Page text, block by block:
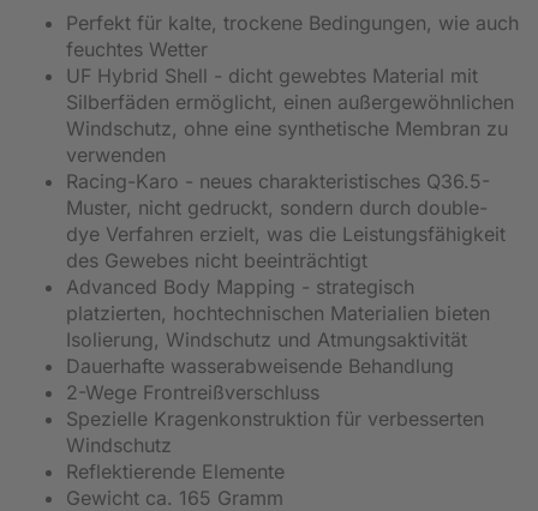
Perfekt für kalte, trockene Bedingungen, wie auch
feuchtes Wetter
UF Hybrid Shell - dicht gewebtes Material mit
Silberfäden ermöglicht, einen außergewöhnlichen
Windschutz, ohne eine synthetische Membran zu
verwenden
Racing-Karo - neues charakteristisches Q36.5-
Muster, nicht gedruckt, sondern durch double-
dye Verfahren erzielt, was die Leistungsfähigkeit
des Gewebes nicht beeinträchtigt
Advanced Body Mapping - strategisch
platzierten, hochtechnischen Materialien bieten
Isolierung, Windschutz und Atmungsaktivität
Dauerhafte wasserabweisende Behandlung
2-Wege Frontreißverschluss
Spezielle Kragenkonstruktion für verbesserten
Windschutz
Reflektierende Elemente
Gewicht ca. 165 Gramm